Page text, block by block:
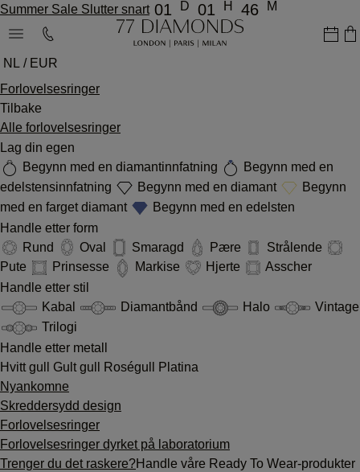
Summer Sale Slutter snart 01 D 01 H 46 M
NL / EUR
Forlovelsesringer
Tilbake
Alle forlovelsesringer
Lag din egen
Begynn med en diamantinnfatning
Begynn med en
edelstensinnfatning
Begynn med en diamant
Begynn
med en farget diamant
Begynn med en edelsten
Handle etter form
Rund
Oval Smaragd Pære
Strålende
Pute
Prinsesse Markise Hjerte
Asscher
Handle etter stil
Kabal
Diamantbånd Halo
Vintage
Trilogi
Handle etter metall
Hvitt gull Gult gull Roségull
Platina
Nyankomne
Skreddersydd design
Forlovelsesringer
Forlovelsesringer dyrket på laboratorium
Trenger du det raskere?Handle våre Ready To Wear-produkter